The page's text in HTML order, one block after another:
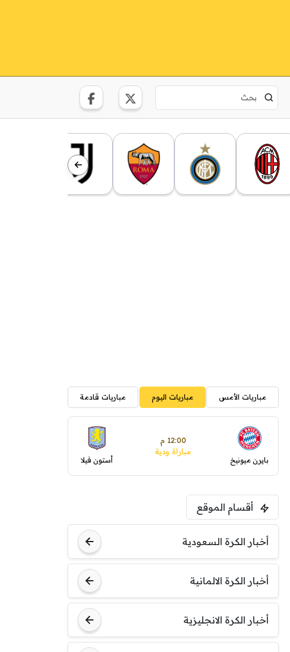
مباريات الأمس مباريات اليوم مباريات قادمة
بايرن ميونيخ
12:00 م
مباراة ودية
أستون فيلا
أقسام الموقع
أخبار الكرة السعودية
أخبار الكرة الالمانية
أخبار الكرة الانجليزية